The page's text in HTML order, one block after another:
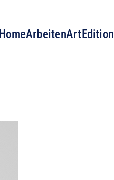
HomeArbeitenArtEdition